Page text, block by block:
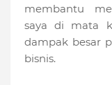
membantu
saya di mata
dampak besar
bisnis.